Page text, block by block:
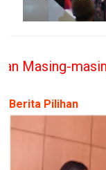
PT. BERITA
Berita Pilihan